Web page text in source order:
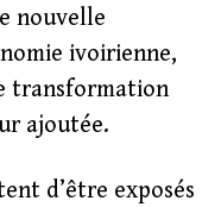
nouvelle
ivoirienne,
transformation
ajoutée.
d’être exposés